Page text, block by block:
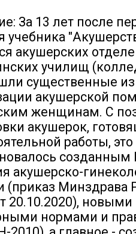
За 13 лет после
учебника
акушерских
училищ
существенные
акушерской
женщинам. С
акушерок,
работы, это
акушерско-
(приказ Минздрава
20.10.2020), новыми
нормами и